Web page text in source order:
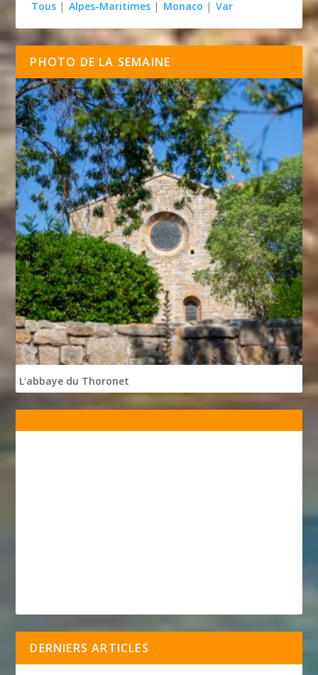
Tous | Alpes-Maritimes | Monaco | Var
PHOTO DE LA SEMAINE
L'abbaye du Thoronet
DERNIERS ARTICLES